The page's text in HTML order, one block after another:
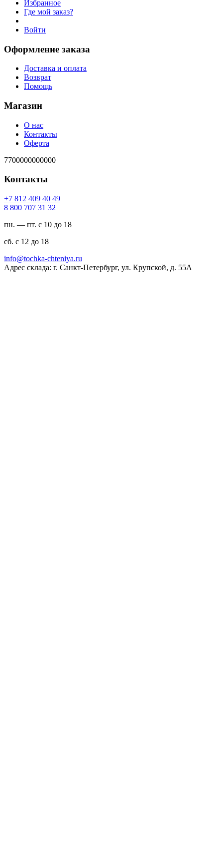
Избранное
Где мой заказ?
Войти
Оформление заказа
Доставка и оплата
Возврат
Помощь
Магазин
О нас
Контакты
Оферта
7700000000000
Контакты
94 04 904 218 7+
23 13 707 008 8
пн. — пт. с 10 до 18
сб. с 12 до 18
ur.ayinethc-akhcot@ofni
Адрес склада: г. Санкт-Петербург, ул. Крупской, д. 55А